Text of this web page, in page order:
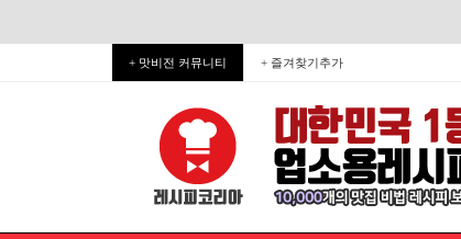
+ 맛비전 커뮤니티 + 즐겨찾기추가